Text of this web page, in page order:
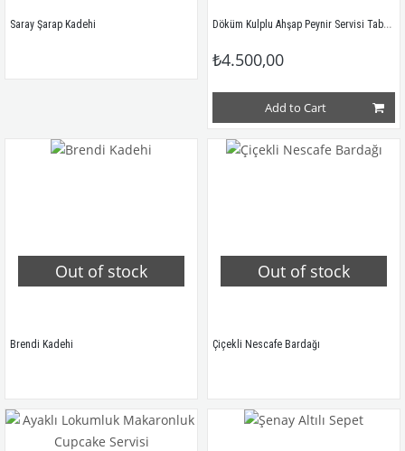
Saray Şarap Kadehi Döküm Kulplu Ahşap Peynir Servisi Tabağı
₺4.500,00
Add to Cart
Out of stock
Brendi Kadehi
Out of stock
Çiçekli Nescafe Bardağı